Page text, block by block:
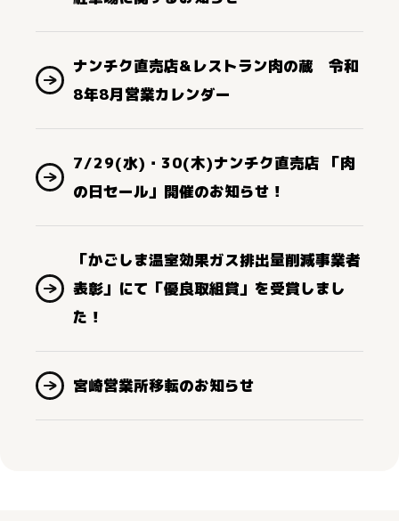
ナンチク直売店&レストラン肉の蔵 令和
8年8月営業カレンダー
7/29(水)・30(木)ナンチク直売店 「肉
の日セール」開催のお知らせ！
「かごしま温室効果ガス排出量削減事業者
表彰」にて「優良取組賞」を受賞しまし
た！
宮崎営業所移転のお知らせ